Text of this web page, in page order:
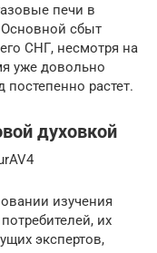
печи в
Основной сбыт
СНГ, несмотря на
уже довольно
растет.
духовкой
изучения
их
экспертов,